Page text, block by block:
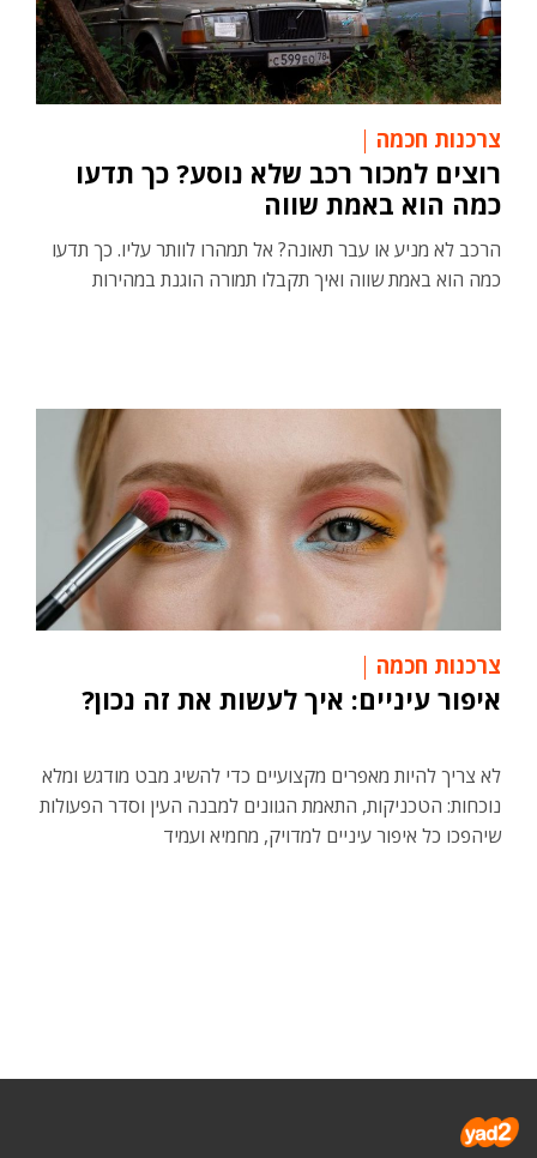
צרכנות חכמה
רוצים למכור רכב שלא נוסע? כך תדעו
כמה הוא באמת שווה
הרכב לא מניע או עבר תאונה? אל תמהרו לוותר עליו. כך תדעו
כמה הוא באמת שווה ואיך תקבלו תמורה הוגנת במהירות
צרכנות חכמה
איפור עיניים: איך לעשות את זה נכון?
לא צריך להיות מאפרים מקצועיים כדי להשיג מבט מודגש ומלא
נוכחות: הטכניקות, התאמת הגוונים למבנה העין וסדר הפעולות
שיהפכו כל איפור עיניים למדויק, מחמיא ועמיד